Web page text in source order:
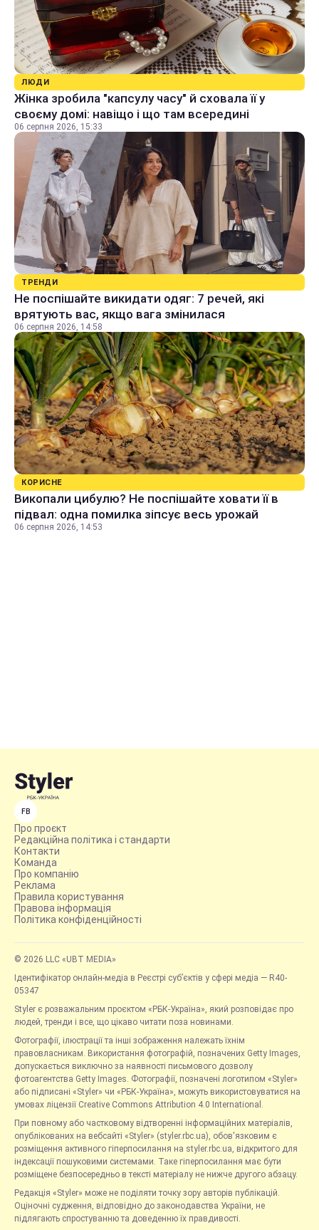
ЛЮДИ
Жінка зробила "капсулу часу" й сховала її у
своєму домі: навіщо і що там всередині
06 серпня 2026, 15:33
ТРЕНДИ
Не поспішайте викидати одяг: 7 речей, які
врятують вас, якщо вага змінилася
06 серпня 2026, 14:58
КОРИСНЕ
Викопали цибулю? Не поспішайте ховати її в
підвал: одна помилка зіпсує весь урожай
06 серпня 2026, 14:53
FB
Про проєкт
Редакційна політика і стандарти
Контакти
Команда
Про компанію
Реклама
Правила користування
Правова інформація
Політика конфіденційності
© 2026 LLC «UBT MEDIA»
Ідентифікатор онлайн-медіа в Реєстрі суб’єктів у сфері медіа — R40-
05347
Styler є розважальним проєктом «РБК-Україна», який розповідає про
людей, тренди і все, що цікаво читати поза новинами.
Фотографії, ілюстрації та інші зображення належать їхнім
правовласникам. Використання фотографій, позначених Getty Images,
допускається виключно за наявності письмового дозволу
фотоагентства Getty Images. Фотографії, позначені логотипом «Styler»
або підписані «Styler» чи «РБК-Україна», можуть використовуватися на
умовах ліцензії Creative Commons Attribution 4.0 International.
При повному або частковому відтворенні інформаційних матеріалів,
опублікованих на вебсайті «Styler» (styler.rbc.ua), обов'язковим є
розміщення активного гіперпосилання на styler.rbc.ua, відкритого для
індексації пошуковими системами. Таке гіперпосилання має бути
розміщене безпосередньо в тексті матеріалу не нижче другого абзацу.
Редакція «Styler» може не поділяти точку зору авторів публікацій.
Оціночні судження, відповідно до законодавства України, не
підлягають спростуванню та доведенню їх правдивості.